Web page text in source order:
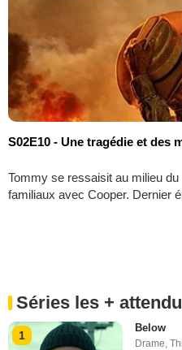
S02E10 - Une tragédie et des
Tommy se ressaisit au milieu
familiaux avec Cooper. Dernier
Séries les +
1
Below
Drame ,